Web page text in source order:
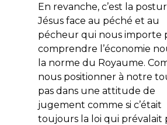
En revanche, c’est la
Jésus face au péché et au
pécheur qui nous importe
comprendre l’économie
la norme du Royaume.
nous positionner à notre
pas dans une attitude de
jugement comme si c’était
toujours la loi qui prévalait